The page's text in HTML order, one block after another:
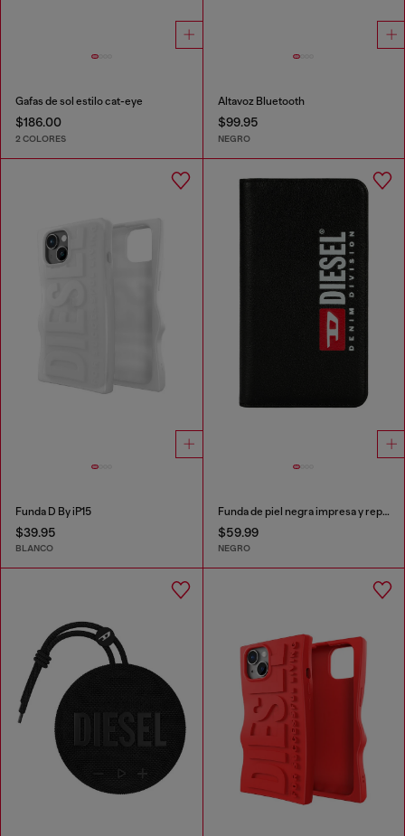
Gafas de sol estilo cat-eye
$186.00
2 COLORES
Altavoz Bluetooth
$99.95
NEGRO
Funda D By iP15
$39.95
BLANCO
Funda de piel negra impresa y repujada, iPhone XS & X
$59.99
NEGRO